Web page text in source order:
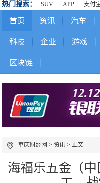
热门搜索： SUV APP 支付
首页 资讯 汽车
科技 企业 游戏
区块链
重庆财经网 >资讯 > 正文
海福乐五金（